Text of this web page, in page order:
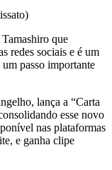
que
redes sociais e é um
um passo importante
lança a “Carta
esse novo
nas plataformas
e ganha clipe